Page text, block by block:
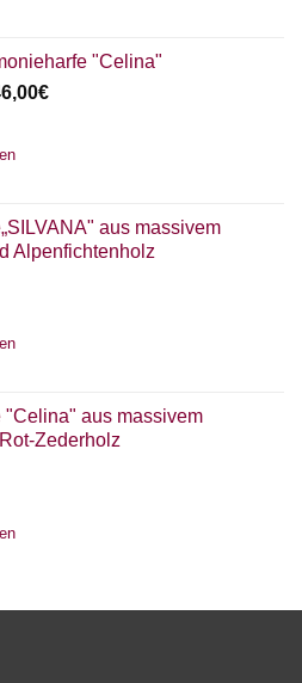
"Celina"
€
aus massivem
Alpenfichtenholz
"Celina" aus massivem
Zederholz